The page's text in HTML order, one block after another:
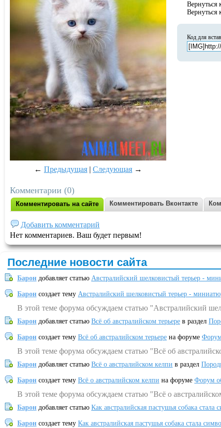
← Предыдущая | Следующая →
Вернуться
Вернуться
Код для
Комментарии (0)
Комментировать на сайте Комментировать Вконтакте
Добавить комментарий
Нет комментариев. Ваш будет первым!
Последние новости сайта
Барон добавляет статью Австралийский шелковистый терьер -
Барон создает тему Австралийский шелковистый терьер -
В этой теме форума обсуждаем статью "Австралийский
Барон добавляет статью Всё об австралийском терьере в раздел
Барон создает тему Всё об австралийском терьере на форуме
В этой теме форума обсуждаем статью "Всё об
Барон добавляет статью Всё о австралийском келпи в раздел
Барон создает тему Всё о австралийском келпи на форуме Форум
В этой теме форума обсуждаем статью "Всё о
Барон добавляет статью Как австралийская пастушья собака
Барон создает тему Как австралийская пастушья собака стала